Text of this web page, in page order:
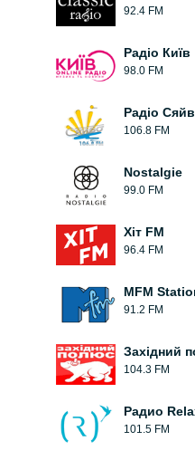
92.4 FM
Радіо Київ
98.0 FM
Радіо
106.8 FM
Nostalgie
99.0 FM
Хіт FM
96.4 FM
MFM
91.2 FM
Західний
104.3 FM
Радио
101.5 FM